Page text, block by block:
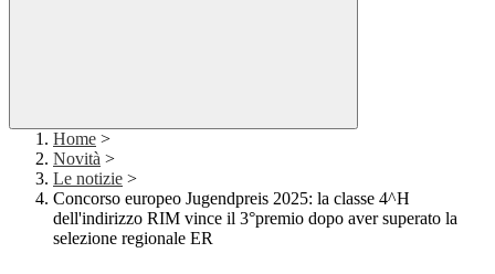
Home >
Novità >
Le notizie >
Concorso europeo Jugendpreis 2025: la classe 4^H
dell'indirizzo RIM vince il 3°premio dopo aver superato la
selezione regionale ER